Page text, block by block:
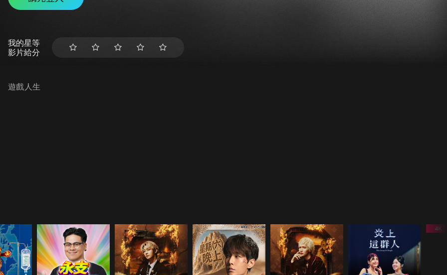
我的星等
影片給分
遊戲人生